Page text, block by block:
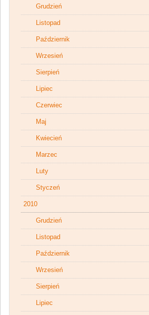
Grudzień
Listopad
Październik
Wrzesień
Sierpień
Lipiec
Czerwiec
Maj
Kwiecień
Marzec
Luty
Styczeń
2010
Grudzień
Listopad
Październik
Wrzesień
Sierpień
Lipiec